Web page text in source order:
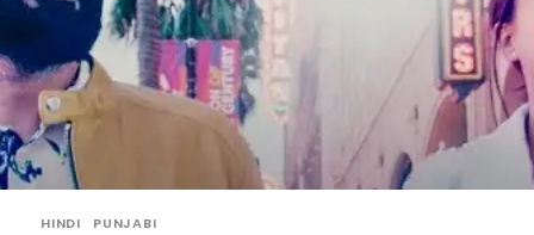
HINDI PUNJABI